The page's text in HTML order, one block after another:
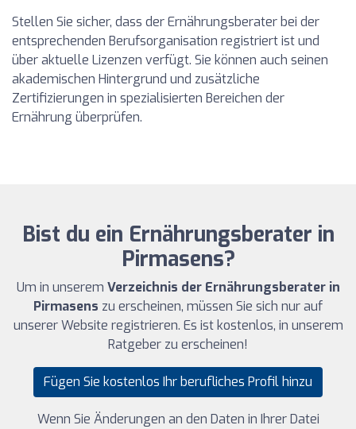
Stellen Sie sicher, dass der Ernährungsberater bei der
entsprechenden Berufsorganisation registriert ist und
über aktuelle Lizenzen verfügt. Sie können auch seinen
akademischen Hintergrund und zusätzliche
Zertifizierungen in spezialisierten Bereichen der
Ernährung überprüfen.
Bist du ein Ernährungsberater in
Pirmasens?
Um in unserem Verzeichnis der Ernährungsberater in
Pirmasens zu erscheinen, müssen Sie sich nur auf
unserer Website registrieren. Es ist kostenlos, in unserem
Ratgeber zu erscheinen!
Fügen Sie kostenlos Ihr berufliches Profil hinzu
Wenn Sie Änderungen an den Daten in Ihrer Datei